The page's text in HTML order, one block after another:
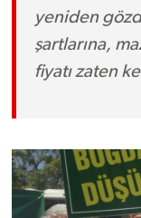
yeniden
şartlarına,
fiyatı zaten